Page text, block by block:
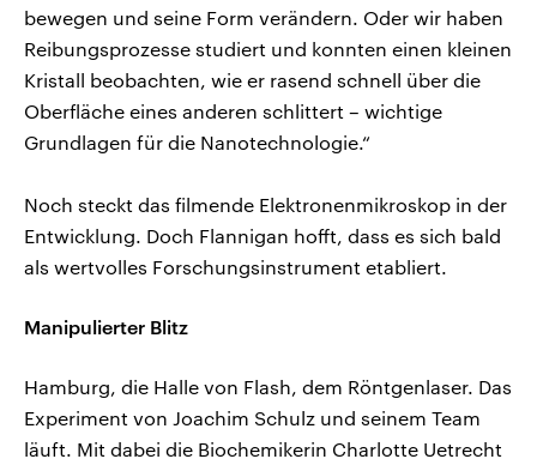
bewegen und seine Form verändern. Oder wir haben
Reibungsprozesse studiert und konnten einen kleinen
Kristall beobachten, wie er rasend schnell über die
Oberfläche eines anderen schlittert – wichtige
Grundlagen für die Nanotechnologie.“
Noch steckt das filmende Elektronenmikroskop in der
Entwicklung. Doch Flannigan hofft, dass es sich bald
als wertvolles Forschungsinstrument etabliert.
Manipulierter Blitz
Hamburg, die Halle von Flash, dem Röntgenlaser. Das
Experiment von Joachim Schulz und seinem Team
läuft. Mit dabei die Biochemikerin Charlotte Uetrecht